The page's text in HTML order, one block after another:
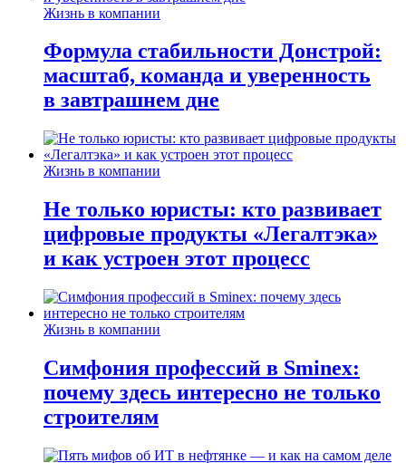
Жизнь в компании
Формула стабильности Донстрой:
масштаб, команда и уверенность
в завтрашнем дне
Жизнь в компании
Не только юристы: кто развивает
цифровые продукты «Легалтэка»
и как устроен этот процесс
Жизнь в компании
Симфония профессий в Sminex:
почему здесь интересно не только
строителям